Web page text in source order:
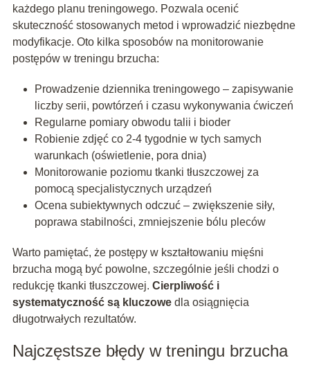
każdego planu treningowego. Pozwala ocenić
skuteczność stosowanych metod i wprowadzić niezbędne
modyfikacje. Oto kilka sposobów na monitorowanie
postępów w treningu brzucha:
Prowadzenie dziennika treningowego – zapisywanie
liczby serii, powtórzeń i czasu wykonywania ćwiczeń
Regularne pomiary obwodu talii i bioder
Robienie zdjęć co 2-4 tygodnie w tych samych
warunkach (oświetlenie, pora dnia)
Monitorowanie poziomu tkanki tłuszczowej za
pomocą specjalistycznych urządzeń
Ocena subiektywnych odczuć – zwiększenie siły,
poprawa stabilności, zmniejszenie bólu pleców
Warto pamiętać, że postępy w kształtowaniu mięśni
brzucha mogą być powolne, szczególnie jeśli chodzi o
redukcję tkanki tłuszczowej. Cierpliwość i
systematyczność są kluczowedla osiągnięcia
długotrwałych rezultatów.
Najczęstsze błędy w treningu brzucha